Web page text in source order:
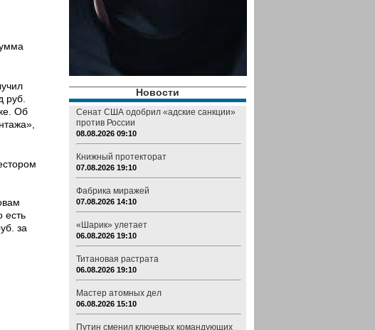
руб​.
Об
есть
за
Новости
Сенат США одобрил «адские санкции»
против России
08.08.2026 09:10
Книжный протекторат
07.08.2026 19:10
Фабрика миражей
07.08.2026 14:10
«Шарик» улетает
06.08.2026 19:10
Титановая растрата
06.08.2026 19:10
Мастер атомных дел
06.08.2026 15:10
Путин сменил ключевых командующих